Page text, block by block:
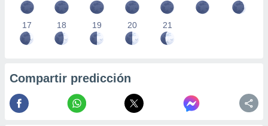
17 18 19 20 21
Compartir predicción